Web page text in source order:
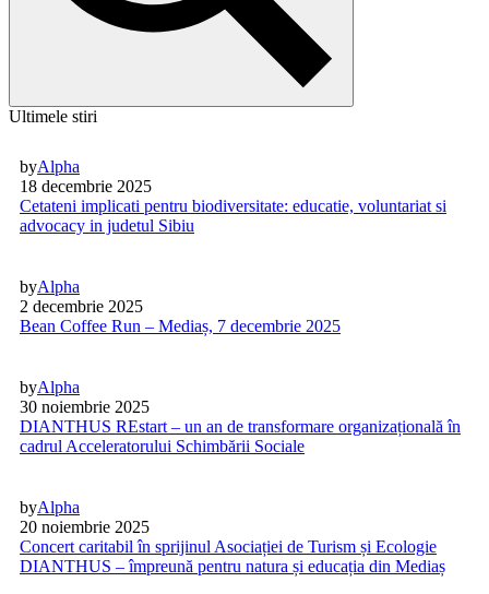
Ultimele stiri
byAlpha
18 decembrie 2025
Cetateni implicati pentru biodiversitate: educatie, voluntariat si
advocacy in judetul Sibiu
byAlpha
2 decembrie 2025
Bean Coffee Run – Mediaș, 7 decembrie 2025
byAlpha
30 noiembrie 2025
DIANTHUS REstart – un an de transformare organizațională în
cadrul Acceleratorului Schimbării Sociale
byAlpha
20 noiembrie 2025
Concert caritabil în sprijinul Asociației de Turism și Ecologie
DIANTHUS – împreună pentru natura și educația din Mediaș